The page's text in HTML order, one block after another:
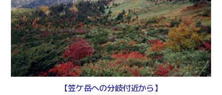
【笠ケ岳への分岐付近から】